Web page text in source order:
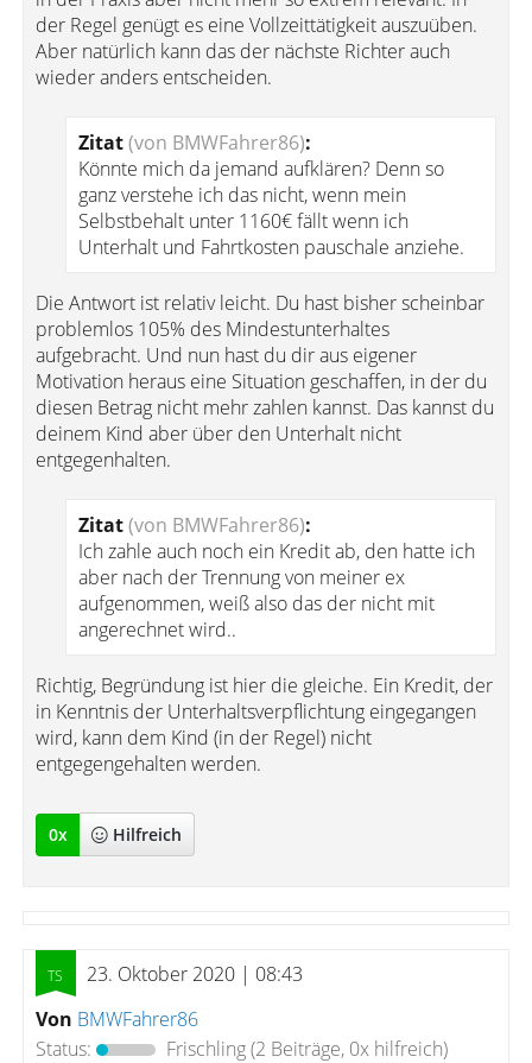
der Regel genügt es eine Vollzeittätigkeit auszuüben.
Aber natürlich kann das der nächste Richter auch
wieder anders entscheiden.
Zitat(von BMWFahrer86):
Könnte mich da jemand aufklären? Denn so
ganz verstehe ich das nicht, wenn mein
Selbstbehalt unter 1160€ fällt wenn ich
Unterhalt und Fahrtkosten pauschale anziehe.
Die Antwort ist relativ leicht. Du hast bisher scheinbar
problemlos 105% des Mindestunterhaltes
aufgebracht. Und nun hast du dir aus eigener
Motivation heraus eine Situation geschaffen, in der du
diesen Betrag nicht mehr zahlen kannst. Das kannst du
deinem Kind aber über den Unterhalt nicht
entgegenhalten.
Zitat(von BMWFahrer86):
Ich zahle auch noch ein Kredit ab, den hatte ich
aber nach der Trennung von meiner ex
aufgenommen, weiß also das der nicht mit
angerechnet wird..
Richtig, Begründung ist hier die gleiche. Ein Kredit, der
in Kenntnis der Unterhaltsverpflichtung eingegangen
wird, kann dem Kind (in der Regel) nicht
entgegengehalten werden.
0x Hilfreich
23. Oktober 2020 | 08:43
Von BMWFahrer86
Status:
Frischling(2 Beiträge, 0x hilfreich)